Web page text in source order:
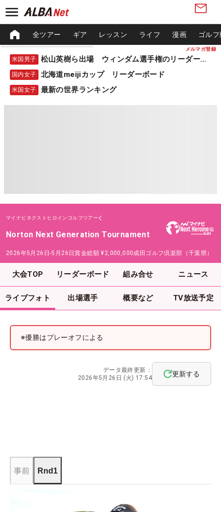
メルマガ登録
全ツアー ギア レッスン ライフ 漫画 ゴル
米国男子 松山英樹ら出場 ウィンダム選手権のリーダーボード
国内女子 北海道meijiカップ リーダーボード
米国女子 最新の世界ランキング
マイナビネクストヒロインゴルフツアー
Norton Next Generation Tournament
2026年5月26日-5月26日賞金総額 ¥2,000,000成田ゴルフ倶楽部（千葉県）
大会TOP リーダーボード 組み合せ ニュース
ライブフォト 出場選手 概要など TV放送予定
※優勝はプレーオフによる
データ最終更新：
2026年5月26日 (火) 17:54
更新する
事前 Rnd1